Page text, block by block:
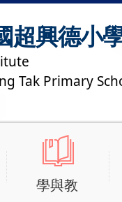
超興德小
Tak Primary
學與教